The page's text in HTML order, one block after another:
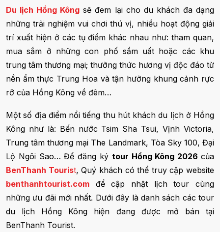
Du lịch Hồng Kông sẽ đem lại cho du khách đa dạng
những trải nghiệm vui chơi thú vị, nhiều hoạt động giải
trí xuất hiện ở các tụ điểm khác nhau như: tham quan,
mua sắm ở những con phố sầm uất hoặc các khu
trung tâm thương mại; thưởng thức hương vị độc đáo từ
nền ẩm thực Trung Hoa và tận hưởng khung cảnh rực
rỡ của Hồng Kông về đêm…
Một số địa điểm nổi tiếng thu hút khách du lịch ở Hồng
Kông như là: Bến nước Tsim Sha Tsui, Vịnh Victoria,
Trung tâm thương mại The Landmark, Tòa Sky 100, Đại
Lộ Ngôi Sao… Để đăng ký tour Hồng Kông 2026của
BenThanh Tourist, Quý khách có thể truy cập website
benthanhtourist.com để cập nhật lịch tour cùng
những ưu đãi mới nhất. Dưới đây là danh sách các tour
du lịch Hồng Kông hiện đang được mở bán tại
BenThanh Tourist.